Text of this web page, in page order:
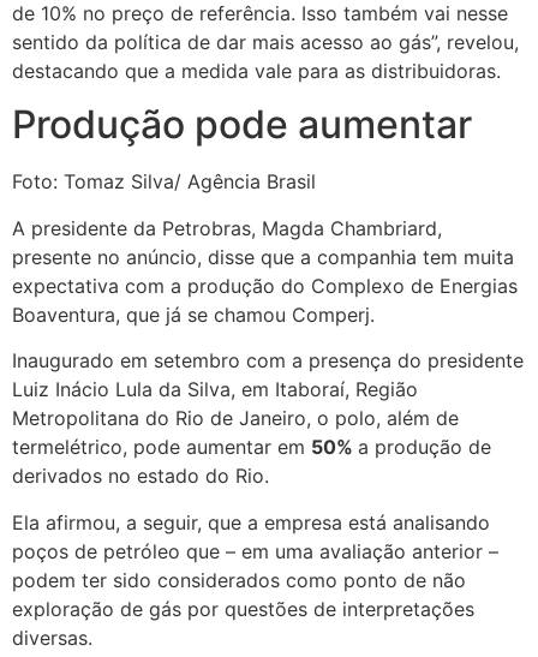
de 10% no preço de referência. Isso também vai nesse
sentido da política de dar mais acesso ao gás”, revelou,
destacando que a medida vale para as distribuidoras.
Produção pode aumentar
Foto: Tomaz Silva/ Agência Brasil
A presidente da Petrobras, Magda Chambriard,
presente no anúncio, disse que a companhia tem muita
expectativa com a produção do Complexo de Energias
Boaventura, que já se chamou Comperj.
Inaugurado em setembro com a presença do presidente
Luiz Inácio Lula da Silva, em Itaboraí, Região
Metropolitana do Rio de Janeiro, o polo, além de
termelétrico, pode aumentar em 50% a produção de
derivados no estado do Rio.
Ela afirmou, a seguir, que a empresa está analisando
poços de petróleo que – em uma avaliação anterior –
podem ter sido considerados como ponto de não
exploração de gás por questões de interpretações
diversas.